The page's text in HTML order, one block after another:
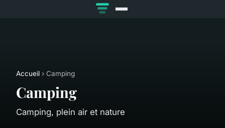
Accueil › Camping
Camping
Camping, plein air et nature